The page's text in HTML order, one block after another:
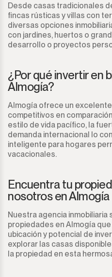
Desde casas tradicionales
fincas rústicas y villas con
diversas opciones
con jardines, huertos o
desarrollo o proyectos
¿Por qué invertir en
Almogía?
Almogía ofrece un
competitivos en
estilo de vida pacífico, la
demanda internacional lo
inteligente para hogares
vacacionales.
Encuentra tu
nosotros en Almogía
Nuestra agencia inmobiliaria
propiedades en Almogía
ubicación y potencial de
explorar las casas
la propiedad en esta